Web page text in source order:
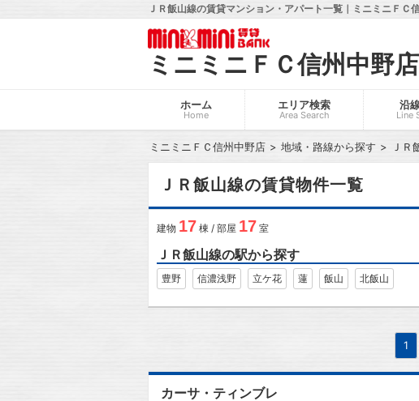
ＪＲ飯山線の賃貸マンション・アパート一覧｜ミニミニＦＣ
ミニミニＦＣ信州中野店
ホーム
Home
エリア検索
Area Search
沿
Line
ミニミニＦＣ信州中野店 地域・路線から探す Ｊ
ＪＲ飯山線の賃貸物件一覧
建物 17 棟 / 部屋 17 室
ＪＲ飯山線の駅から探す
豊野 信濃浅野 立ケ花 蓮 飯山 北飯山
1
カーサ・ティンブレ